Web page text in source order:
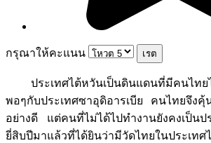
กรุณาให้คะแนน
ประเทศไต้หวันเป็นดินแดนที่มีคนไทยไ
พอๆกับประเทศซาอุดิอารเบีย คนไทยจึงคุ้
อย่างดี แต่คนที่ไม่ได้ไปทำงานยังคงเป็น
ยี่สิบปีมาแล้วที่ได้ยินว่ามีวัดไทยในประเทศ